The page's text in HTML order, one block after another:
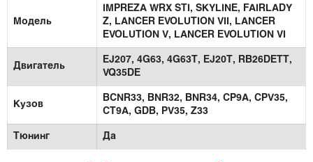
Модель
IMPREZA WRX STI, SKYLINE,
FAIRLADY
Z,
LANCER EVOLUTION VII,
LANCER
EVOLUTION V,
LANCER EVOLUTION VI
Двигатель
EJ207, 4G63, 4G63T, EJ20T,
RB26DETT,
VQ35DE
Кузов
BCNR33, BNR32, BNR34, CP9A, CPV35,
CT9A, GDB, PV35, Z33
Тюнинг Да